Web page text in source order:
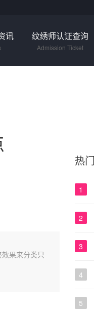
讯 纹绣师认证查询
Admission Ticket
果来分类只
热
1
2
3
4
5